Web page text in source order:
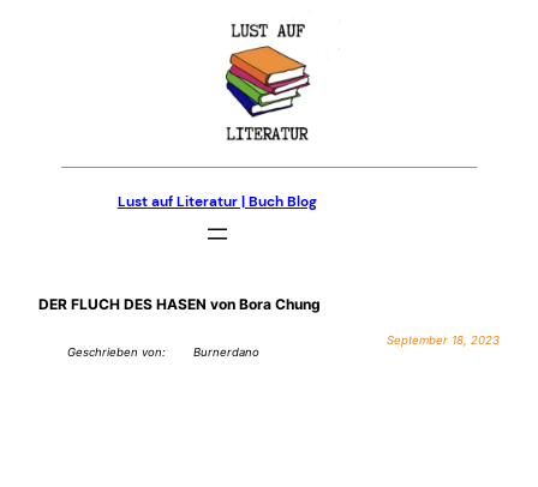
Lust auf Literatur | Buch Blog
DER FLUCH DES HASEN von Bora Chung
Geschrieben von: Burnerdano
September 18, 2023